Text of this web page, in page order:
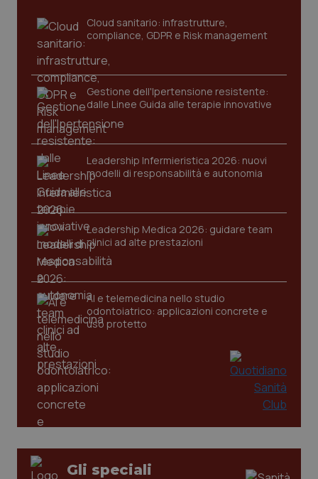
Cloud sanitario: infrastrutture,
compliance, GDPR e Risk management
Gestione dell'Ipertensione resistente:
dalle Linee Guida alle terapie innovative
Leadership Infermieristica 2026: nuovi
modelli di responsabilità e autonomia
Leadership Medica 2026: guidare team
clinici ad alte prestazioni
AI e telemedicina nello studio
odontoiatrico: applicazioni concrete e
uso protetto
Gli speciali
tracking-sites-ironfish-
tracking-enable
www.quotidianosanita.it
tracking-sites-ironfish-
session-id
www.quotidianosanita.it
.quotidianosanita.it